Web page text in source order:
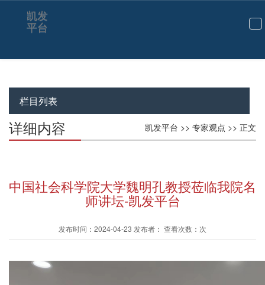
切
航
凯发
平台
栏目列表
凯发平台 >> 专家观点 >> 正文
详细内容
中国社会科学院大学魏明孔教授莅临我院名
师讲坛-凯发平台
发布时间：2024-04-23 发布者： 查看次数：次